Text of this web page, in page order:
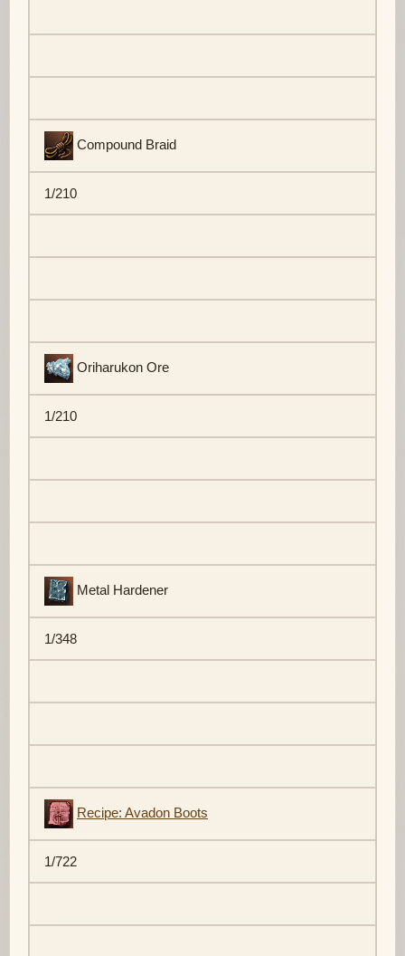
Compound Braid
1/210
Oriharukon Ore
1/210
Metal Hardener
1/348
Recipe: Avadon Boots
1/722